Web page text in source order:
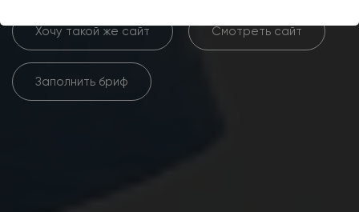
Хочу такой же сайт Смотреть сайт
Заполнить бриф